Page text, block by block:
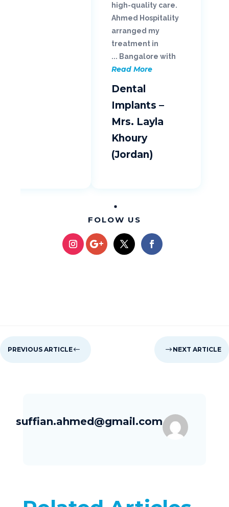
high-quality care.
Ahmed Hospitality
arranged my
treatment in
Bangalore with ...
Read More
Dental
Implants –
Mrs. Layla
Khoury
(Jordan)
FOLOW US
#
PREVIOUS ARTICLE NEXT ARTICLE
$
suffian.ahmed@gmail.com